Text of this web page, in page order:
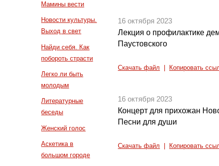
Мамины вести
Новости культуры.
Выход в свет
Найди себя. Как
побороть страсти
Легко ли быть
молодым
Литературные
беседы
Женский голос
Аскетика в
большом городе
16 октября 2023
Лекция о профилактике
Паустовского
Скачать файл Копировать
16 октября 2023
Концерт для прихожан
Песни для души
Скачать файл Копировать